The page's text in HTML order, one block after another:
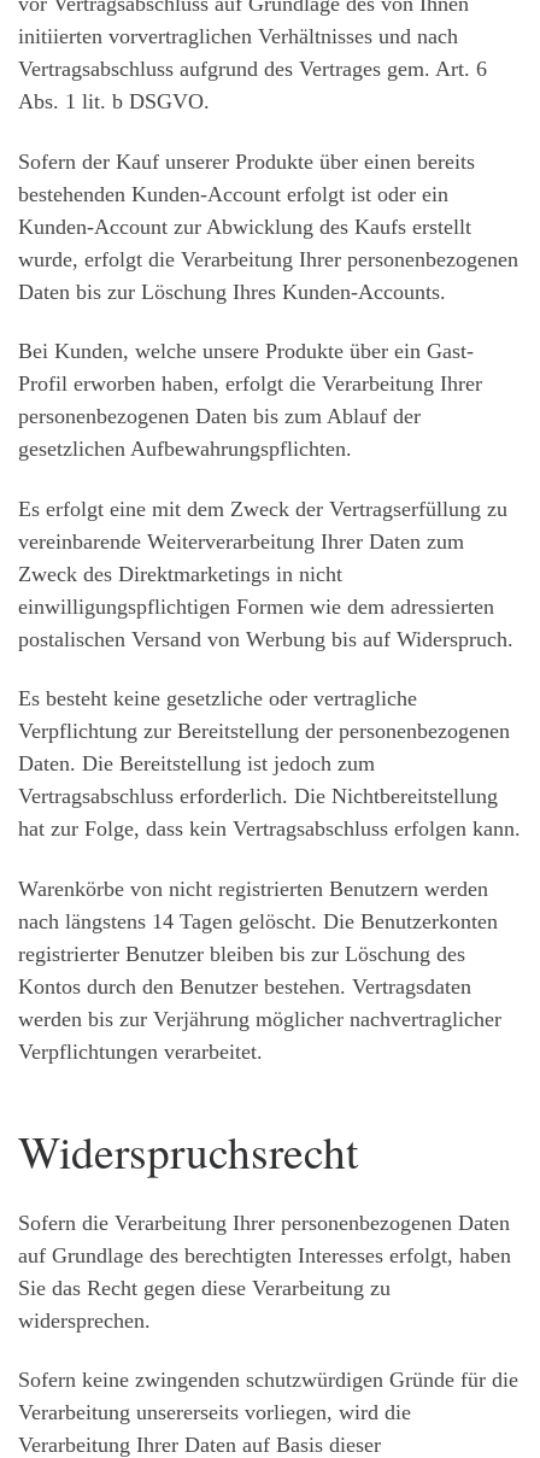
initiierten vorvertraglichen Verhältnisses und nach
Vertragsabschluss aufgrund des Vertrages gem. Art. 6
Abs. 1 lit. b DSGVO.
Sofern der Kauf unserer Produkte über einen bereits
bestehenden Kunden-Account erfolgt ist oder ein
Kunden-Account zur Abwicklung des Kaufs erstellt
wurde, erfolgt die Verarbeitung Ihrer personenbezogenen
Daten bis zur Löschung Ihres Kunden-Accounts.
Bei Kunden, welche unsere Produkte über ein Gast-
Profil erworben haben, erfolgt die Verarbeitung Ihrer
personenbezogenen Daten bis zum Ablauf der
gesetzlichen Aufbewahrungspflichten.
Es erfolgt eine mit dem Zweck der Vertragserfüllung zu
vereinbarende Weiterverarbeitung Ihrer Daten zum
Zweck des Direktmarketings in nicht
einwilligungspflichtigen Formen wie dem adressierten
postalischen Versand von Werbung bis auf Widerspruch.
Es besteht keine gesetzliche oder vertragliche
Verpflichtung zur Bereitstellung der personenbezogenen
Daten. Die Bereitstellung ist jedoch zum
Vertragsabschluss erforderlich. Die Nichtbereitstellung
hat zur Folge, dass kein Vertragsabschluss erfolgen kann.
Warenkörbe von nicht registrierten Benutzern werden
nach längstens 14 Tagen gelöscht. Die Benutzerkonten
registrierter Benutzer bleiben bis zur Löschung des
Kontos durch den Benutzer bestehen. Vertragsdaten
werden bis zur Verjährung möglicher nachvertraglicher
Verpflichtungen verarbeitet.
Widerspruchsrecht
Sofern die Verarbeitung Ihrer personenbezogenen Daten
auf Grundlage des berechtigten Interesses erfolgt, haben
Sie das Recht gegen diese Verarbeitung zu
widersprechen.
Sofern keine zwingenden schutzwürdigen Gründe für die
Verarbeitung unsererseits vorliegen, wird die
Verarbeitung Ihrer Daten auf Basis dieser